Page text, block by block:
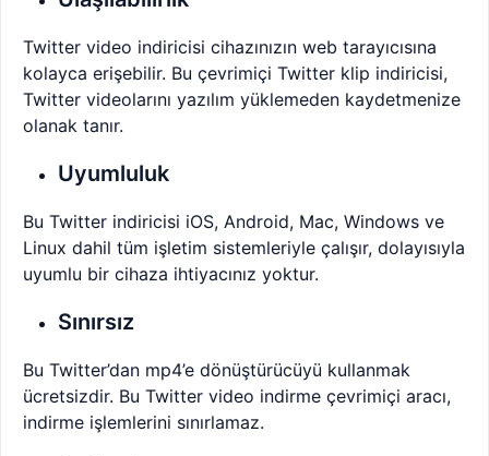
Twitter video indiricisi cihazınızın web tarayıcısına
kolayca erişebilir. Bu çevrimiçi Twitter klip indiricisi,
Twitter videolarını yazılım yüklemeden kaydetmenize
olanak tanır.
Uyumluluk
Bu Twitter indiricisi iOS, Android, Mac, Windows ve
Linux dahil tüm işletim sistemleriyle çalışır, dolayısıyla
uyumlu bir cihaza ihtiyacınız yoktur.
Sınırsız
Bu Twitter’dan mp4’e dönüştürücüyü kullanmak
ücretsizdir. Bu Twitter video indirme çevrimiçi aracı,
indirme işlemlerini sınırlamaz.